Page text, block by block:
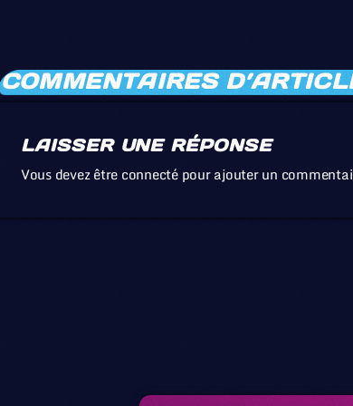
COMMENTAIRES
LAISSER UNE RÉPONSE
Vous devez être connecté pour ajouter un